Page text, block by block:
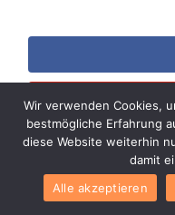
Wir verwenden Cookies,
bestmögliche Erfahrung
diese Website weiterhin
damit
Alle akzeptieren